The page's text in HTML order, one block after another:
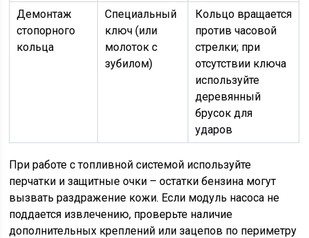
Демонтаж
стопорного
кольца
Специальный
ключ (или
молоток с
зубилом)
Кольцо вращается
против часовой
стрелки; при
отсутствии ключа
используйте
деревянный
брусок для
ударов
При работе с топливной системой используйте
перчатки и защитные очки – остатки бензина могут
вызвать раздражение кожи. Если модуль насоса не
поддается извлечению, проверьте наличие
дополнительных креплений или зацепов по периметру